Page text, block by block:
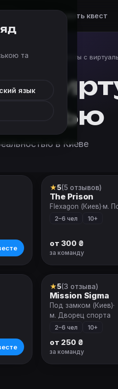
Добавить квест
в Киеве Квесты с
с
в Киеве
VR-квест
★5(5 отзывов)
The Prison
Flexagon (Киев)·м.
2–6 чел 10+
от 300 ₴
за команду
VR-квест
★5(3 отзыва)
Mission Sigma
Под замком (Киев)·
м. Дворец спорта
2–6 чел 10+
от 250 ₴
за команду
та
язык